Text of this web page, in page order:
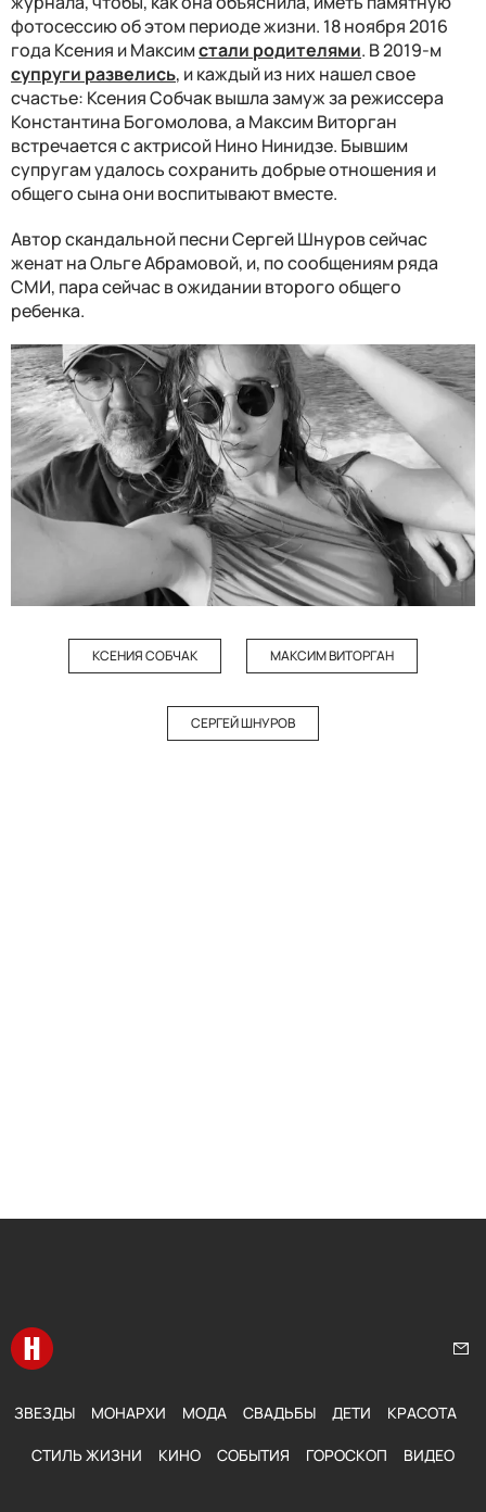
фотосессию об этом периоде жизни. 18 ноября 2016
года Ксения и Максимстали родителями. В 2019-м
супруги развелись, и каждый из них нашел свое
счастье: Ксения Собчак вышла замуж за режиссера
Константина Богомолова, а Максим Виторган
встречается с актрисой Нино Нинидзе. Бывшим
супругам удалось сохранить добрые отношения и
общего сына они воспитывают вместе.
Автор скандальной песни Сергей Шнуров сейчас
женат на Ольге Абрамовой, и, по сообщениям ряда
СМИ, пара сейчас в ожидании второго общего
ребенка.
КСЕНИЯ СОБЧАК МАКСИМ ВИТОРГАН
СЕРГЕЙ ШНУРОВ
Перейти на главную
ЗВЕЗДЫ МОНАРХИ МОДА СВАДЬБЫ ДЕТИ КРАСОТА
СТИЛЬ ЖИЗНИ КИНО СОБЫТИЯ ГОРОСКОП ВИДЕО